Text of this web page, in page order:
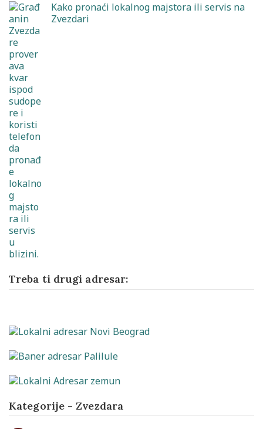
Kako pronaći lokalnog majstora ili servis na
Zvezdari
Treba ti drugi adresar:
Kategorije - Zvezdara